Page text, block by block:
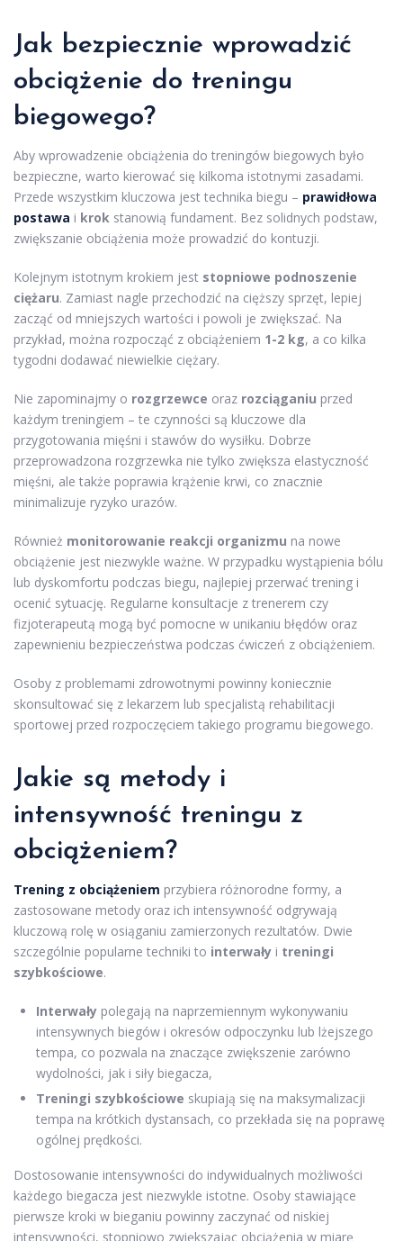
Jak bezpiecznie wprowadzić
obciążenie do treningu
biegowego?
Aby wprowadzenie obciążenia do treningów biegowych było
bezpieczne, warto kierować się kilkoma istotnymi zasadami.
Przede wszystkim kluczowa jest technika biegu – prawidłowa
postawa i krok stanowią fundament. Bez solidnych podstaw,
zwiększanie obciążenia może prowadzić do kontuzji.
Kolejnym istotnym krokiem jest stopniowe podnoszenie
ciężaru. Zamiast nagle przechodzić na cięższy sprzęt, lepiej
zacząć od mniejszych wartości i powoli je zwiększać. Na
przykład, można rozpocząć z obciążeniem 1-2 kg, a co kilka
tygodni dodawać niewielkie ciężary.
Nie zapominajmy o rozgrzewce oraz rozciąganiu przed
każdym treningiem – te czynności są kluczowe dla
przygotowania mięśni i stawów do wysiłku. Dobrze
przeprowadzona rozgrzewka nie tylko zwiększa elastyczność
mięśni, ale także poprawia krążenie krwi, co znacznie
minimalizuje ryzyko urazów.
Również monitorowanie reakcji organizmu na nowe
obciążenie jest niezwykle ważne. W przypadku wystąpienia bólu
lub dyskomfortu podczas biegu, najlepiej przerwać trening i
ocenić sytuację. Regularne konsultacje z trenerem czy
fizjoterapeutą mogą być pomocne w unikaniu błędów oraz
zapewnieniu bezpieczeństwa podczas ćwiczeń z obciążeniem.
Osoby z problemami zdrowotnymi powinny koniecznie
skonsultować się z lekarzem lub specjalistą rehabilitacji
sportowej przed rozpoczęciem takiego programu biegowego.
Jakie są metody i
intensywność treningu z
obciążeniem?
Trening z obciążeniem przybiera różnorodne formy, a
zastosowane metody oraz ich intensywność odgrywają
kluczową rolę w osiąganiu zamierzonych rezultatów. Dwie
szczególnie popularne techniki to interwały i treningi
szybkościowe.
Interwały polegają na naprzemiennym wykonywaniu
intensywnych biegów i okresów odpoczynku lub lżejszego
tempa, co pozwala na znaczące zwiększenie zarówno
wydolności, jak i siły biegacza,
Treningi szybkościowe skupiają się na maksymalizacji
tempa na krótkich dystansach, co przekłada się na poprawę
ogólnej prędkości.
Dostosowanie intensywności do indywidualnych możliwości
każdego biegacza jest niezwykle istotne. Osoby stawiające
pierwsze kroki w bieganiu powinny zaczynać od niskiej
intensywności, stopniowo zwiększając obciążenia w miarę